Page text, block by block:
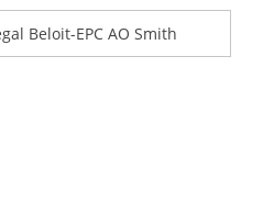
Beloit-EPC AO Smith